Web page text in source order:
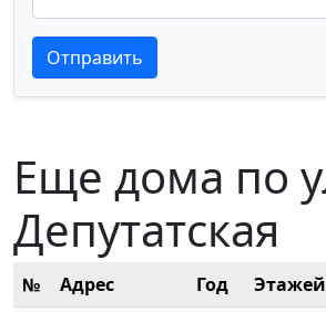
Текст отзыва
Текст отзыва
Отправить
Еще дома по
Депутатская
№ Адрес Год Этажей